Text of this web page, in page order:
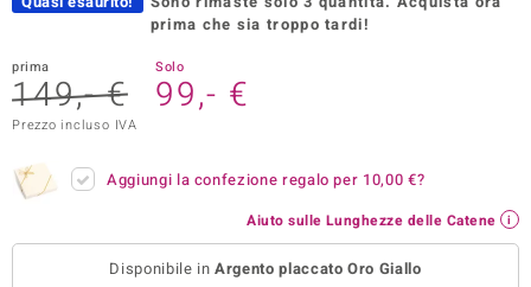
Collection
prima che sia troppo tardi!
prima
149,- €
Solo
99,- €
Prezzo incluso IVA
Aggiungi la confezione regalo per 10,00 €?
Aiuto sulle Lunghezze delle Catene
Disponibile inArgento placcato Oro Giallo